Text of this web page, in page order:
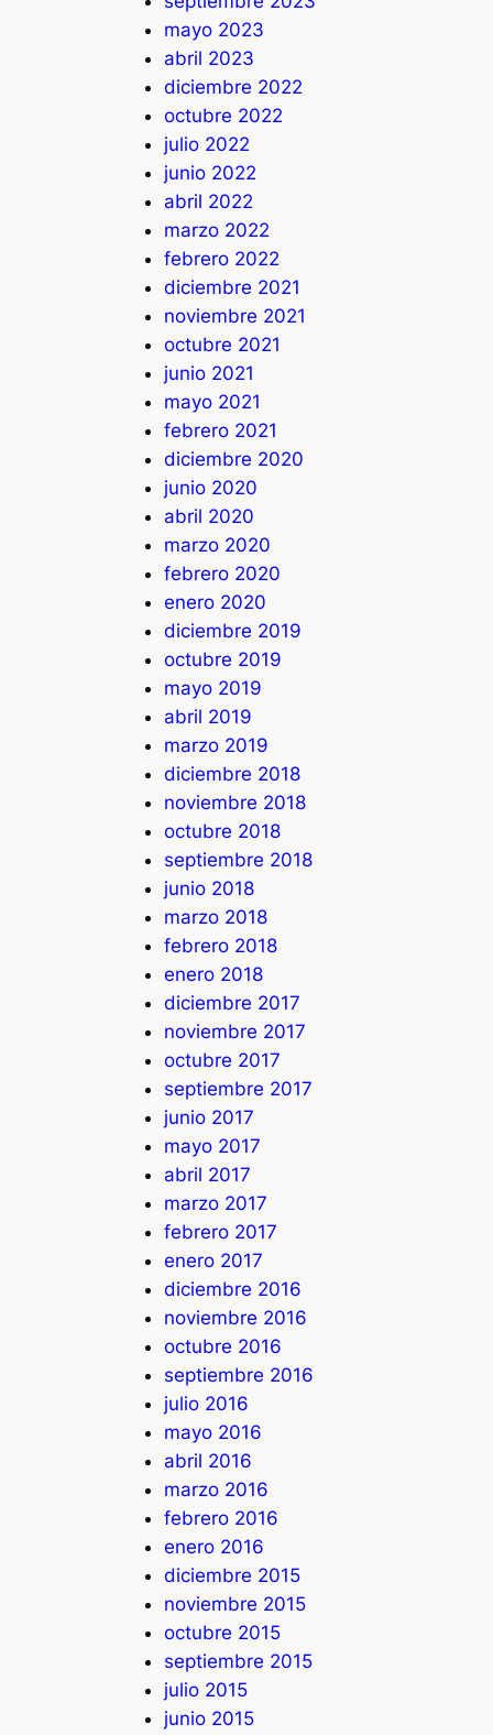
mayo 2023
abril 2023
diciembre 2022
octubre 2022
julio 2022
junio 2022
abril 2022
marzo 2022
febrero 2022
diciembre 2021
noviembre 2021
octubre 2021
junio 2021
mayo 2021
febrero 2021
diciembre 2020
junio 2020
abril 2020
marzo 2020
febrero 2020
enero 2020
diciembre 2019
octubre 2019
mayo 2019
abril 2019
marzo 2019
diciembre 2018
noviembre 2018
octubre 2018
septiembre 2018
junio 2018
marzo 2018
febrero 2018
enero 2018
diciembre 2017
noviembre 2017
octubre 2017
septiembre 2017
junio 2017
mayo 2017
abril 2017
marzo 2017
febrero 2017
enero 2017
diciembre 2016
noviembre 2016
octubre 2016
septiembre 2016
julio 2016
mayo 2016
abril 2016
marzo 2016
febrero 2016
enero 2016
diciembre 2015
noviembre 2015
octubre 2015
septiembre 2015
julio 2015
junio 2015